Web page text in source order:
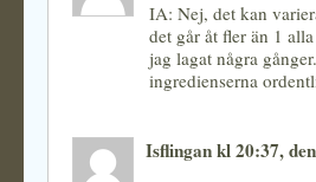
IA: Nej, det kan
det går åt fler än 1
jag lagat några
ingredienserna
Isflingan kl 20:37,